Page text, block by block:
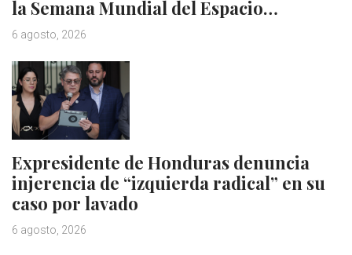
la Semana Mundial del Espacio…
6 agosto, 2026
Expresidente de Honduras denuncia
injerencia de “izquierda radical” en su
caso por lavado
6 agosto, 2026